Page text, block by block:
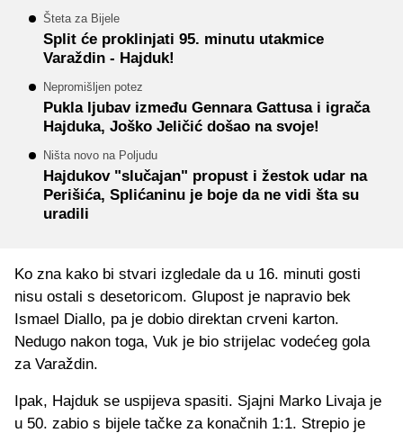
Šteta za Bijele
Split će proklinjati 95. minutu utakmice
Varaždin - Hajduk!
Nepromišljen potez
Pukla ljubav između Gennara Gattusa i igrača
Hajduka, Joško Jeličić došao na svoje!
Ništa novo na Poljudu
Hajdukov "slučajan" propust i žestok udar na
Perišića, Splićaninu je boje da ne vidi šta su
uradili
Ko zna kako bi stvari izgledale da u 16. minuti gosti
nisu ostali s desetoricom. Glupost je napravio bek
Ismael Diallo, pa je dobio direktan crveni karton.
Nedugo nakon toga, Vuk je bio strijelac vodećeg gola
za Varaždin.
Ipak, Hajduk se uspijeva spasiti. Sjajni Marko Livaja je
u 50. zabio s bijele tačke za konačnih 1:1. Strepio je